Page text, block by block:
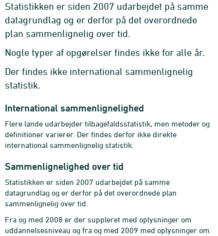
Statistikken er siden 2007 udarbejdet på samme
datagrundlag og er derfor på det overordnede
plan sammenlignelig over tid.
Nogle typer af opgørelser findes ikke for alle år.
Der findes ikke international sammenlignelig
statistik.
International sammenlignelighed
Flere lande udarbejder tilbagefaldsstatistik, men metoder og
definitioner varierer. Der findes derfor ikke direkte
international sammenlignelig statistik.
Sammenlignelighed over tid
Statistikken er siden 2007 udarbejdet på samme
datagrundlag og er derfor på det overordnede plan
sammenlignelig over tid.
Fra og med 2008 er der suppleret med oplysninger om
uddannelsesniveau og fra og med 2009 med oplysninger om